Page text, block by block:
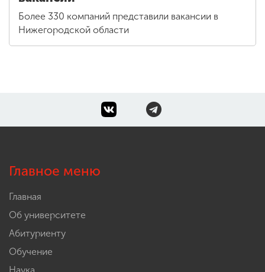
Более 330 компаний представили вакансии в
Нижегородской области
Главное меню
Главная
Об университете
Абитуриенту
Обучение
Наука